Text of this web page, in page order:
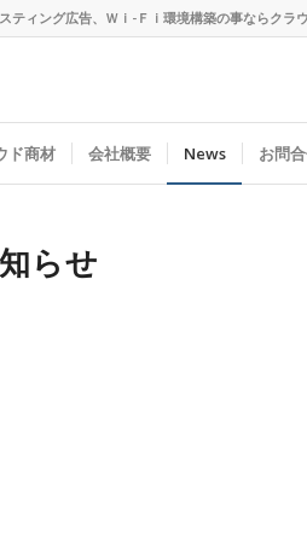
ング広告、Ｗｉ-Ｆｉ環境構築の事ならクラ
ド商材 会社概要 News お問
らせ